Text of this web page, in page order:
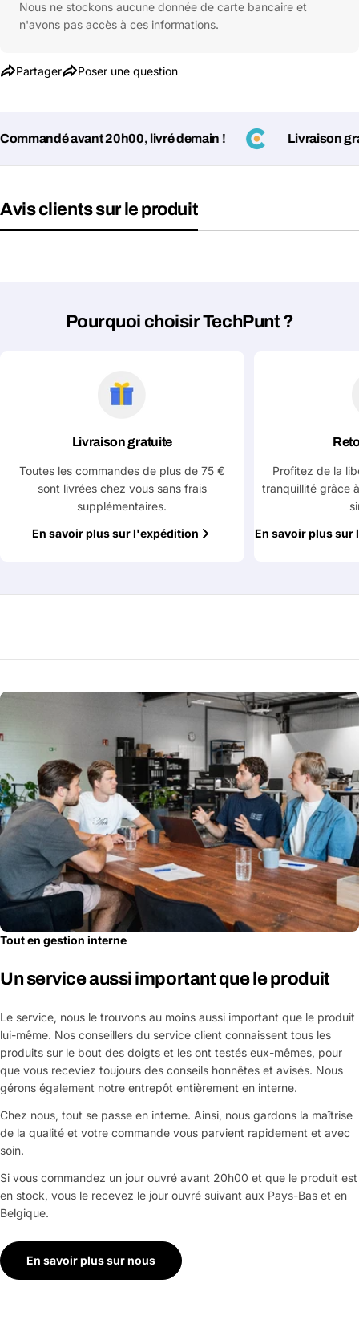
Nous ne stockons aucune donnée de carte bancaire et
n'avons pas accès à ces informations.
Partager
Partager ce produit
Poser une question
email
Votre
message
avant 20h00, livré demain ! Livraison
Avis clients sur le produit
Pourquoi choisir TechPunt ?
Livraison gratuite
Toutes les commandes de plus de 75 €
sont livrées chez vous sans frais
supplémentaires.
En savoir plus sur l'expédition
Profitez de la
tranquillité grâce
En savoir plus sur
Tout en gestion interne
Un service aussi important que le produit
Le service, nous le trouvons au moins aussi important que le produit
lui-même. Nos conseillers du service client connaissent tous les
produits sur le bout des doigts et les ont testés eux-mêmes, pour
que vous receviez toujours des conseils honnêtes et avisés. Nous
gérons également notre entrepôt entièrement en interne.
Chez nous, tout se passe en interne. Ainsi, nous gardons la maîtrise
de la qualité et votre commande vous parvient rapidement et avec
soin.
Si vous commandez un jour ouvré avant 20h00 et que le produit est
en stock, vous le recevez le jour ouvré suivant aux Pays-Bas et en
Belgique.
En savoir plus sur nous